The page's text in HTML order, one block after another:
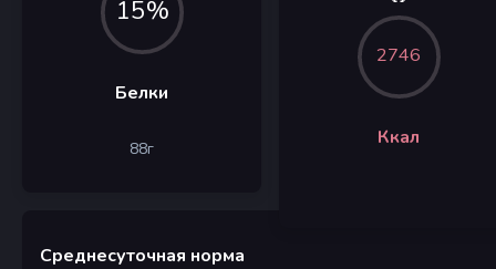
15%
Белки
88г
2746
Ккал
Среднесуточная норма